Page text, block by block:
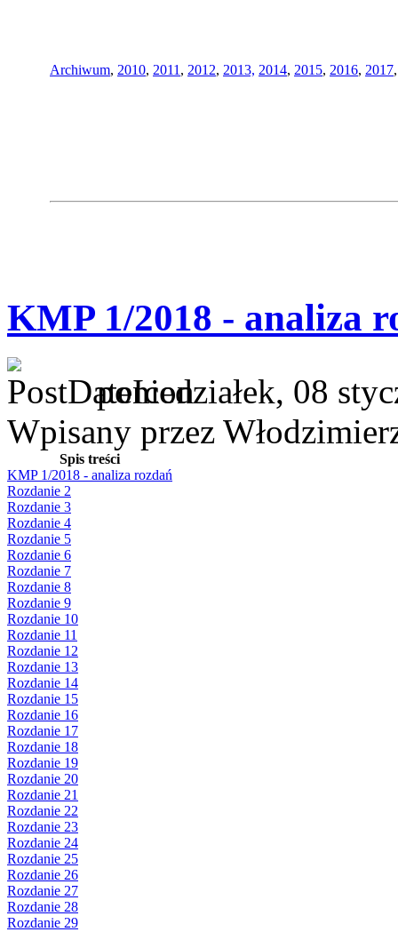
Archiwum, 2010, 2011 , 2012, 2013, 2014, 2015, 2016, 2017
KMP 1/2018 - analiza
poniedziałek, 08
Wpisany przez
Spis treści
KMP 1/2018 - analiza rozdań
Rozdanie 2
Rozdanie 3
Rozdanie 4
Rozdanie 5
Rozdanie 6
Rozdanie 7
Rozdanie 8
Rozdanie 9
Rozdanie 10
Rozdanie 11
Rozdanie 12
Rozdanie 13
Rozdanie 14
Rozdanie 15
Rozdanie 16
Rozdanie 17
Rozdanie 18
Rozdanie 19
Rozdanie 20
Rozdanie 21
Rozdanie 22
Rozdanie 23
Rozdanie 24
Rozdanie 25
Rozdanie 26
Rozdanie 27
Rozdanie 28
Rozdanie 29